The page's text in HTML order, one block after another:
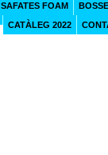
SAFATES FOAM
CATÀLEG 2022